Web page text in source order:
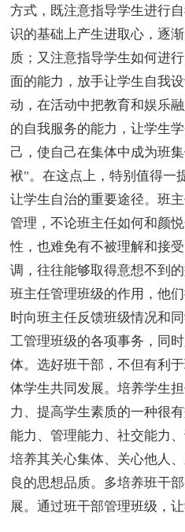
方式，既注意指导学生进行
识的基础上产生进取心，逐
质；又注意指导学生如何进
面的能力，放手让学生自我
动，在活动中把教育和娱乐
的自我服务的能力，让学生
己，使自己在集体中成为班
袱"。在这点上，特别值得一
让学生自治的重要途径。班
管理，不论班主任如何和颜
性，也难免有不被理解和接
调，往往能够取得意想不到
班主任管理班级的作用，他
时向班主任反馈班级情况和
工管理班级的各项事务，同
体。选好班干部，不但有利
体学生共同发展。培养学生
力、提高学生素质的一种很
能力、管理能力、社交能力
培养其关心集体、关心他人
良的思想品质。多培养班干
展。通过班干部管理班级，